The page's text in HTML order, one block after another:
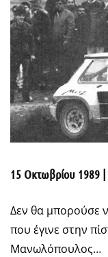
15 Οκτωβρίου 1989 |
Δεν θα μπορούσε
που έγινε στην
Μανωλόπουλος…